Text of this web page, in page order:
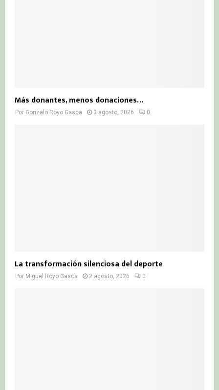
Más donantes, menos donaciones…
Por Gonzalo Royo Gasca 3 agosto, 2026 0
La transformación silenciosa del deporte
Por Miguel Royo Gasca 2 agosto, 2026 0